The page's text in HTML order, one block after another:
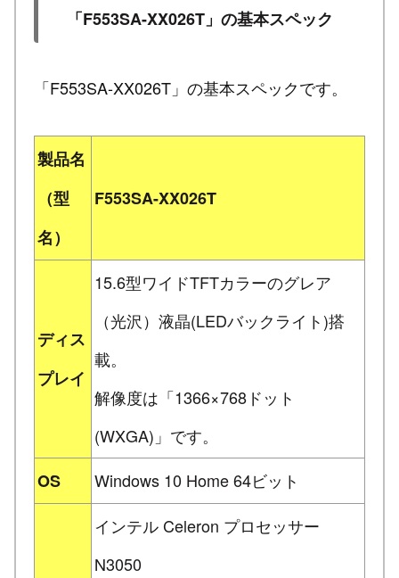
「F553SA-XX026T」の基本スペック
「F553SA-XX026T」の基本スペックです。
製品名
（型
名）
F553SA-XX026T
ディス
プレイ
15.6型ワイドTFTカラーのグレア
（光沢）液晶(LEDバックライト)搭
載。
解像度は「1366×768ドット
(WXGA)」です。
OS
Windows 10 Home 64ビット
インテル Celeron プロセッサー
N3050